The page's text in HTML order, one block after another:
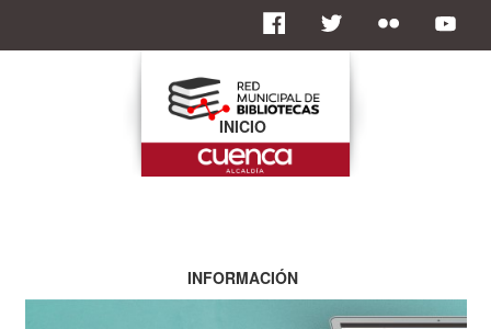
INICIO
INFORMACIÓN